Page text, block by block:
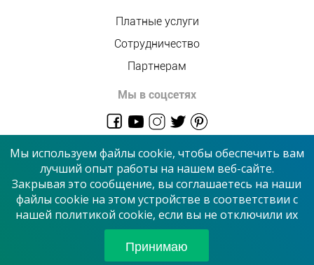
Платные услуги
Сотрудничество
Партнерам
Мы в соцсетях
© 2026 “Сервисный центр”
Принимаем к оплате
Мы используем файлы cookie, чтобы обеспечить вам
лучший опыт работы на нашем веб-сайте.
Закрывая это сообщение, вы соглашаетесь на наши
файлы cookie на этом устройстве в соответствии с
нашей политикой cookie, если вы не отключили их
Принимаю